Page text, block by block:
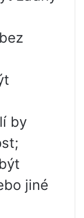
by
jiné